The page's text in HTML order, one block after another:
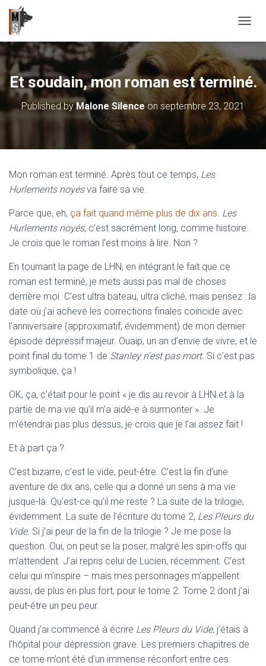
Et soudain, mon roman est terminé.
Published byMalone Silenceonseptembre 23, 2021
Mon roman est terminé. Après tout ce temps, Les
Hurlements noyésva faire sa vie.
Parce que, eh, ça fait quand même plus de dix ans. Les
Hurlements noyés, c’est sacrément long, comme histoire.
Je crois que le roman l’est moins à lire. Non ?
En tournant la page de LHN, en intégrant le fait que ce
roman est terminé, je mets aussi pas mal de choses
derrière moi. C’est ultra bateau, ultra cliché, mais pensez : la
date où j’ai achevé les corrections finales coïncide avec
l’anniversaire (approximatif, évidemment) de mon dernier
épisode dépressif majeur. Ouaip, un an d’envie de vivre, et le
point final du tome 1 de Stanley n’est pas mort. Si c’est pas
symbolique, ça !
OK, ça, c’était pour le point « je dis au revoir à LHN et à la
partie de ma vie qu’il m’a aidé-e à surmonter ». Je
m’étendrai pas plus dessus, je crois que je l’ai assez fait !
Et à part ça ?
C’est bizarre, c’est le vide, peut-être. C’est la fin d’une
aventure de dix ans, celle qui a donné un sens à ma vie
jusque-là. Qu’est-ce qu’il me reste ? La suite de la trilogie,
évidemment. La suite de l’écriture du tome 2, Les Pleurs du
Vide. Si j’ai peur de la fin de la trilogie ? Je me pose la
question. Oui, on peut se la poser, malgré les spin-offs qui
m’attendent. J’ai repris celui de Lucien, récemment. C’est
celui qui m’inspire – mais mes personnages m’appellent
aussi, de plus en plus fort, pour le tome 2. Tome 2 dont j’ai
peut-être un peu peur.
Quand j’ai commencé à écrire Les Pleurs du Vide, j’étais à
l’hôpital pour dépression grave. Les premiers chapitres de
ce tome m’ont été d’un immense réconfort entre ces